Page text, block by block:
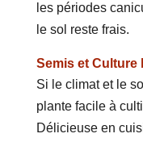
les périodes
le sol reste frais.
Semis et Culture
Si le climat et le
plante facile à
Délicieuse en